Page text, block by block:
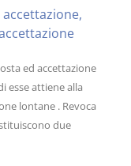
ed accettazione
esse attiene alla
lontane . Revoca
due